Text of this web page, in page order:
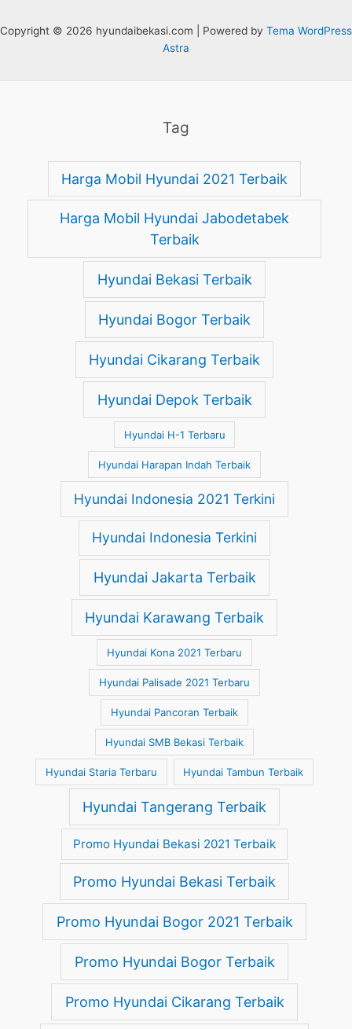
Copyright © 2026 hyundaibekasi.com | Powered by Tema WordPress
Astra
Tag
Harga Mobil Hyundai 2021 Terbaik
Harga Mobil Hyundai Jabodetabek
Terbaik
Hyundai Bekasi Terbaik
Hyundai Bogor Terbaik
Hyundai Cikarang Terbaik
Hyundai Depok Terbaik
Hyundai H-1 Terbaru
Hyundai Harapan Indah Terbaik
Hyundai Indonesia 2021 Terkini
Hyundai Indonesia Terkini
Hyundai Jakarta Terbaik
Hyundai Karawang Terbaik
Hyundai Kona 2021 Terbaru
Hyundai Palisade 2021 Terbaru
Hyundai Pancoran Terbaik
Hyundai SMB Bekasi Terbaik
Hyundai Staria Terbaru Hyundai Tambun Terbaik
Hyundai Tangerang Terbaik
Promo Hyundai Bekasi 2021 Terbaik
Promo Hyundai Bekasi Terbaik
Promo Hyundai Bogor 2021 Terbaik
Promo Hyundai Bogor Terbaik
Promo Hyundai Cikarang Terbaik